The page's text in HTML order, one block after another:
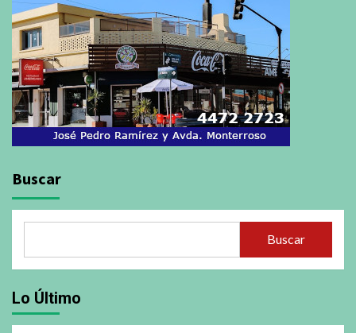
Buscar
Buscar
Lo Último